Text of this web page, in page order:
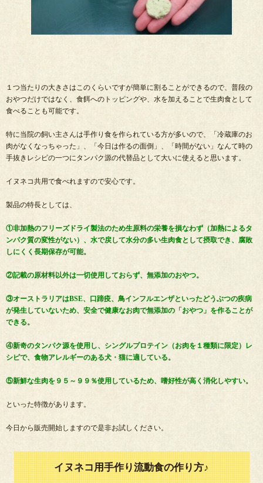
１つ当たりの大きさはこのくらいですが簡単に割ることができるので、普段の
おやつだけではなく、食餌へのトッピングや、水を加えることで生肉食として
食べることも可能です。
特に当院の飼い主さんは手作り食を作られている方が多いので、「冷蔵庫のお
肉がなくなっちゃった」、「今日は作るの面倒」、「時間がない」なんて時の
手抜きレシピの一つにタンパク源の代替品として大いに使えると思います。
イヌネコ共用で食べれますので安心です。
製品の特長としては、
①非加熱のフリーズドライ製法のため生原料の栄養を損なわず（加熱によるタ
ンパク質の変性がない）、水で戻して水分の多い生肉食として摂取でき、腐敗
しにくく長期保存が可能。
②記載の原材料以外は一切使用しておらず、無添加のおやつ。
③オーストラリアはBSE、口蹄疫、鳥インフルエンザといったどうぶつの疾病
が発生していないため、安全で健康なお肉で無添加の「おやつ」を作ることが
できる。
④新奇のタンパク源を使用し、シングルプロテイン（お肉を１種類に限定）レ
シピで、食物アレルギーのある犬・猫に適している。
⑤新鮮な生肉を９５～９９％使用しているため、嗜好性が高く消化しやすい。
といった特徴があります。
今日から販売開始しますので是非お試しください。
イヌネコ用手作り流動食の作り方♪